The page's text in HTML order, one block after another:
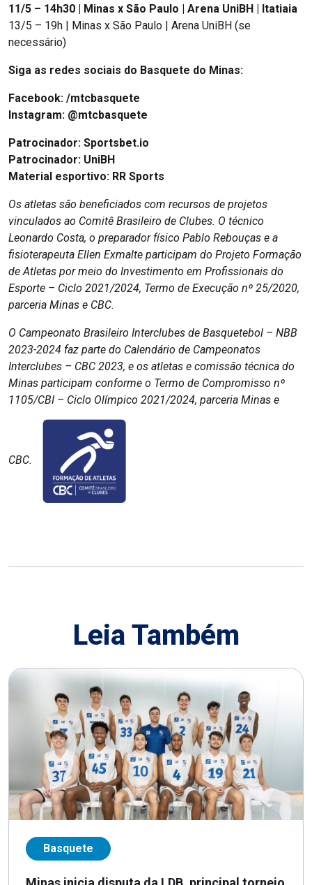
11/5 – 14h30 | Minas x São Paulo | Arena UniBH | Itatiaia
13/5 – 19h | Minas x São Paulo | Arena UniBH (se
necessário)
Siga as redes sociais do Basquete do Minas:
Facebook: /mtcbasquete
Instagram: @mtcbasquete
Patrocinador: Sportsbet.io
Patrocinador: UniBH
Material esportivo: RR Sports
Os atletas são beneficiados com recursos de projetos
vinculados ao Comitê Brasileiro de Clubes. O técnico
Leonardo Costa, o preparador físico Pablo Rebouças e a
fisioterapeuta Ellen Exmalte participam do Projeto Formação
de Atletas por meio do Investimento em Profissionais do
Esporte – Ciclo 2021/2024, Termo de Execução nº 25/2020,
parceria Minas e CBC.
O Campeonato Brasileiro Interclubes de Basquetebol – NBB
2023-2024 faz parte do Calendário de Campeonatos
Interclubes – CBC 2023, e os atletas e comissão técnica do
Minas participam conforme o Termo de Compromisso nº
1105/CBI – Ciclo Olímpico 2021/2024, parceria Minas e
CBC.
Leia Também
Basquete